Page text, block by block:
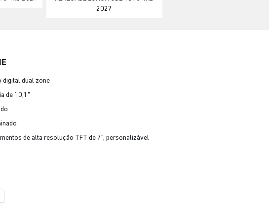
2027
dual zone
de 10,1"
de alta resolução TFT de 7", personalizável